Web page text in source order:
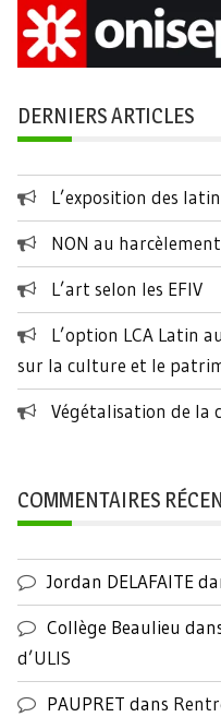
DERNIERS ARTICLES
L’exposition des
NON au
L’art selon les EFIV
L’option LCA Latin
sur la culture et le
Végétalisation de la
COMMENTAIRES
Jordan DELAFAITE
Collège Beaulieu
d’ULIS
PAUPRET dans